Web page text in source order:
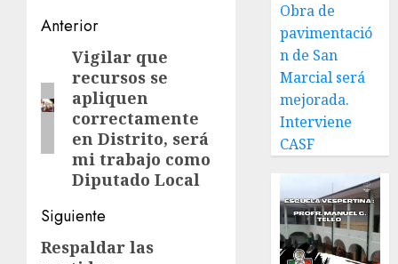
Navegación
entradas
Anterior
Entrada
anterior:
Vigilar que
recursos se
apliquen
correctamente
en Distrito, será
mi trabajo como
Diputado Local
Siguiente
Siguiente
Respaldar las
Obra de
pavimentació
n de San
Marcial será
mejorada.
Interviene
CASF